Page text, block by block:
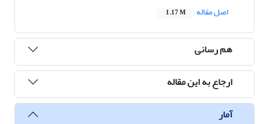
اصل مقاله
1.17 M
هم رسانی
ارجاع به این مقاله
آمار